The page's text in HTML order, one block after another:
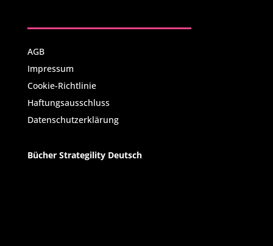
AGB
Impressum
Cookie-Richtlinie
Haftungsausschluss
Datenschutzerklärung
Bücher Strategility Deutsch